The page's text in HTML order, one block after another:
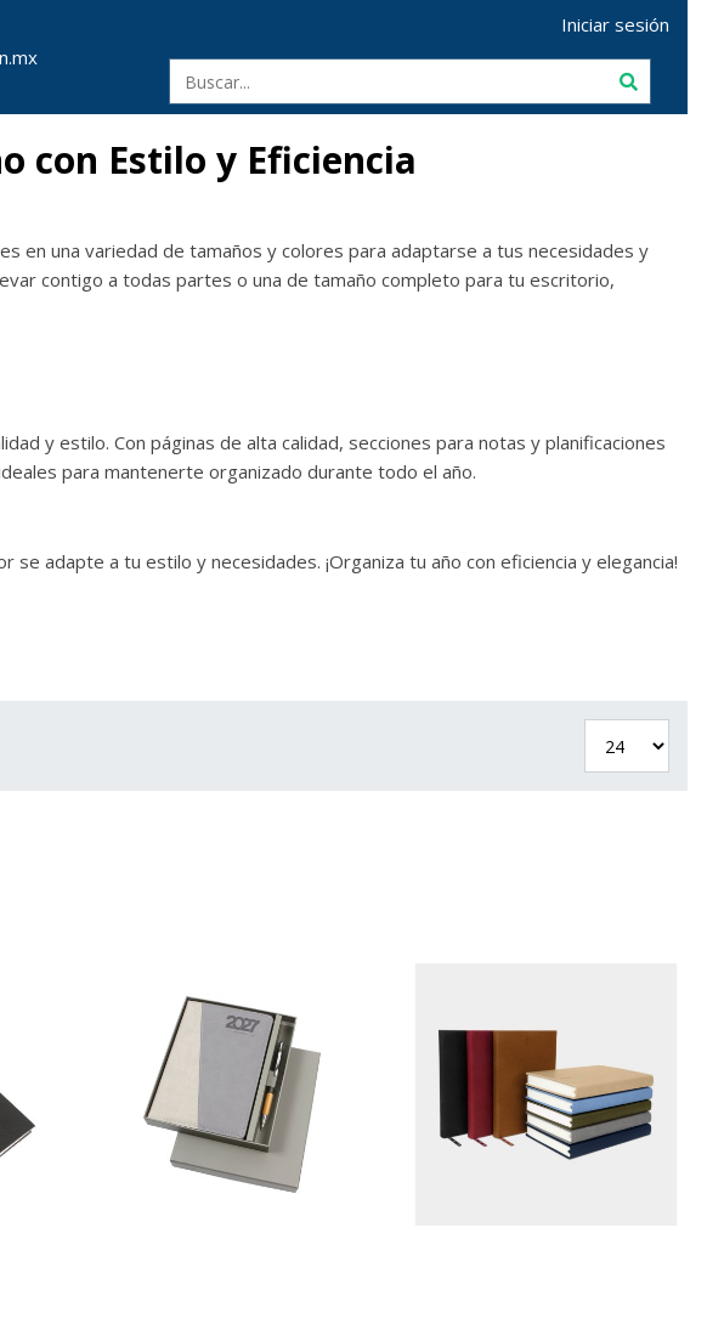
Iniciar sesión
con Estilo y Eficiencia
en una variedad de tamaños y colores para adaptarse a tus necesidades y
contigo a todas partes o una de tamaño completo para tu escritorio,
y estilo. Con páginas de alta calidad, secciones para notas y planificaciones
para mantenerte organizado durante todo el año.
se adapte a tu estilo y necesidades. ¡Organiza tu año con eficiencia y elegancia!